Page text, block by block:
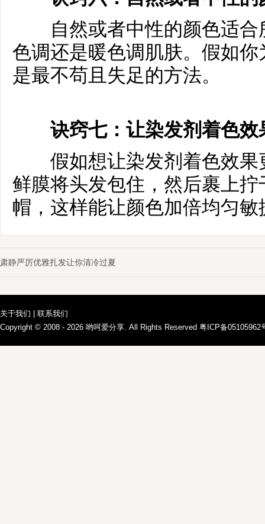
自然或者中性的颜色适合
色调还是暖色调肌肤。假如
是最不苟且失足的方法。
诀窍七：让染发剂着色效
假如想让染发剂着色效果
鲜膜将头发包住，然后裹上
帽，这样能让颜色加倍均匀
肃静严厉优雅扎发让你清冷过夏
关于我们
联系我们
Copyright © 2008 - 2026 哟呵爱分享 . All Rights Reserved 粤ICP备05105962